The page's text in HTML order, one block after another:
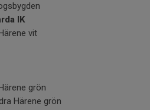
IK
vit
grön
Härene grön